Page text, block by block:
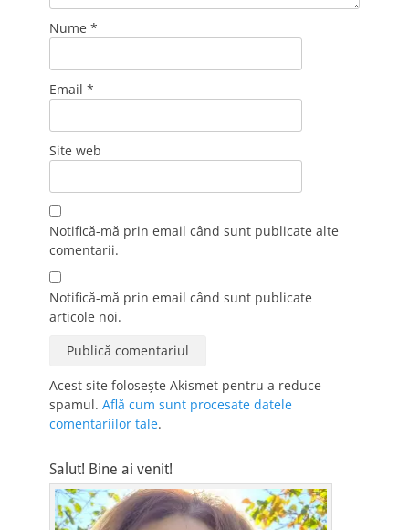
Nume *
Email *
Site web
Notifică-mă prin email când sunt publicate alte
comentarii.
Notifică-mă prin email când sunt publicate
articole noi.
Acest site folosește Akismet pentru a reduce
spamul. Află cum sunt procesate datele
comentariilor tale.
Salut! Bine ai venit!